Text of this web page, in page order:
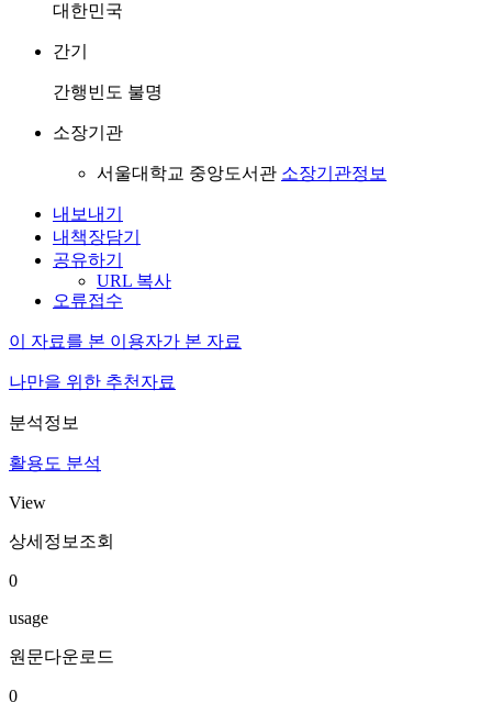
대한민국
간기
간행빈도 불명
소장기관
서울대학교 중앙도서관 소장기관정보
내보내기
내책장담기
공유하기
URL 복사
오류접수
이 자료를 본 이용자가 본 자료
나만을 위한 추천자료
분석정보
활용도 분석
View
상세정보조회
0
usage
원문다운로드
0